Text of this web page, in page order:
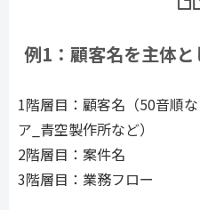
例1：顧客名を主体と
1階層目：顧客名（50音順
ア_青空製作所など）
2階層目：案件名
3階層目：業務フロー